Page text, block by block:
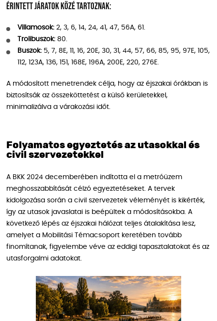
Érintett járatok közé tartoznak:
Villamosok: 2, 3, 6, 14, 24, 41, 47, 56A, 61.
Trolibuszok: 80.
Buszok: 5, 7, 8E, 11, 16, 20E, 30, 31, 44, 57, 66, 85, 95, 97E, 105,
112, 123A, 136, 151, 168E, 196A, 200E, 220, 276E.
A módosított menetrendek célja, hogy az éjszakai órákban is
biztosítsák az összeköttetést a külső kerületekkel,
minimalizálva a várakozási időt.
Folyamatos egyeztetés az utasokkal és
civil szervezetekkel
A BKK 2024 decemberében indította el a metróüzem
meghosszabbítását célzó egyeztetéseket. A tervek
kidolgozása során a civil szervezetek véleményét is kikérték,
így az utasok javaslatai is beépültek a módosításokba. A
következő lépés az éjszakai hálózat teljes átalakítása lesz,
amelyet a Mobilitási Témacsoport keretében tovább
finomítanak, figyelembe véve az eddigi tapasztalatokat és az
utasforgalmi adatokat.